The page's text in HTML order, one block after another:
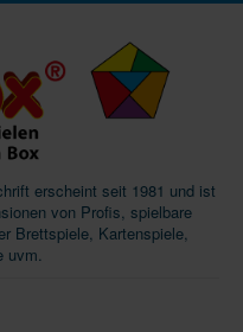
erscheint seit 1981 und ist
von Profis, spielbare
Brettspiele, Kartenspiele,
uvm.